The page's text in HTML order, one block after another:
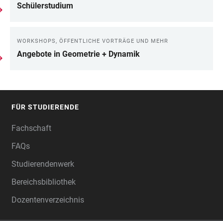
Schülerstudium
WORKSHOPS, ÖFFENTLICHE VORTRÄGE UND MEHR
Angebote in Geometrie + Dynamik
FÜR STUDIERENDE
Fachschaft
FAQs
Studierendenwerk
Bereichsbibliothek
Dozentenverzeichnis